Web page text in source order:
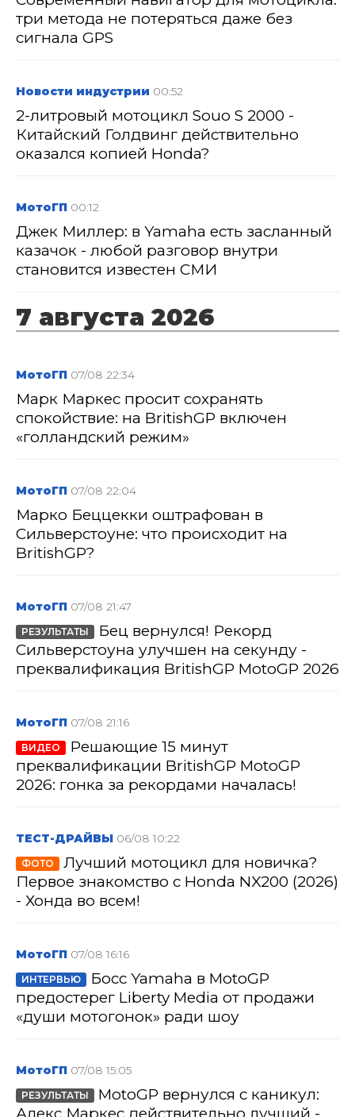
три метода не потеряться даже без
сигнала GPS
Новости индустрии 00:52
2-литровый мотоцикл Souo S 2000 -
Китайский Голдвинг действительно
оказался копией Honda?
МотоГП 00:12
Джек Миллер: в Yamaha есть засланный
казачок - любой разговор внутри
становится известен СМИ
7 августа 2026
МотоГП 07/08 22:34
Марк Маркес просит сохранять
спокойствие: на BritishGP включен
«голландский режим»
МотоГП 07/08 22:04
Марко Беццекки оштрафован в
Сильверстоуне: что происходит на
BritishGP?
МотоГП 07/08 21:47
РЕЗУЛЬТАТЫ
Бец вернулся! Рекорд
Сильверстоуна улучшен на секунду -
преквалификация BritishGP MotoGP 2026
МотоГП 07/08 21:16
ВИДЕО
Решающие 15 минут
преквалификации BritishGP MotoGP
2026: гонка за рекордами началась!
ТЕСТ-ДРАЙВЫ 06/08 10:22
ФОТО
Лучший мотоцикл для новичка?
Первое знакомство с Honda NX200 (2026)
- Хонда во всем!
МотоГП 07/08 16:16
ИНТЕРВЬЮ
Босс Yamaha в MotoGP
предостерег Liberty Media от продажи
«души мотогонок» ради шоу
МотоГП 07/08 15:05
РЕЗУЛЬТАТЫ
MotoGP вернулся с каникул: